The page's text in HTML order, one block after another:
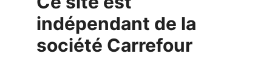
indépendant de la
société Carrefour